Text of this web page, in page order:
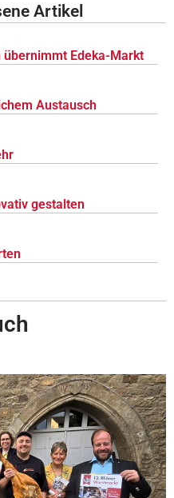
Artikel
Edeka-Markt
Austausch
gestalten